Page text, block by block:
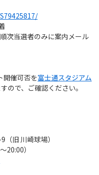
次当選者のみに案内メール
開催可否を富士通スタジアム
ので、ご確認ください。
旧 川崎球場）
20:00）